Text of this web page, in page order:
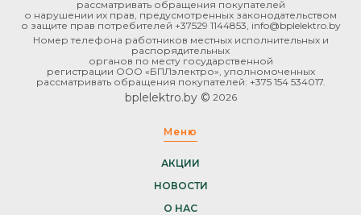
рассматривать обращения покупателей
о нарушении их прав, предусмотренных законодательством
о защите прав потребителей +37529 1144853, info@bplelektro.by
Номер телефона работников местных исполнительных и
распорядительных
органов по месту государственной
регистрации ООО «БПЛэлектро», уполномоченных
рассматривать обращения покупателей: +375 154 534017.
bplelektro.by © 2026
Меню
АКЦИИ
НОВОСТИ
О НАС